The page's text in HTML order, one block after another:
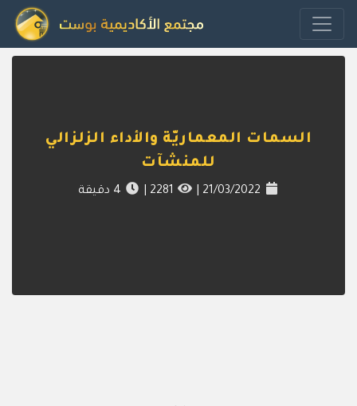
السمات المعماريّة والأداء الزلزالي
للمنشآت
21/03/2022
4 دقيقة